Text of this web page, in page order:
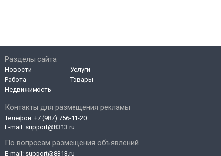
Контакты для размещения рекламы
Телефон: +7 (987) 756-11-20
E-mail: support@8313.ru
По вопросам размещения объявлений
E-mail: support@8313.ru
Разделы сайта
Новости
Работа
Недвижимость
Услуги
Товары